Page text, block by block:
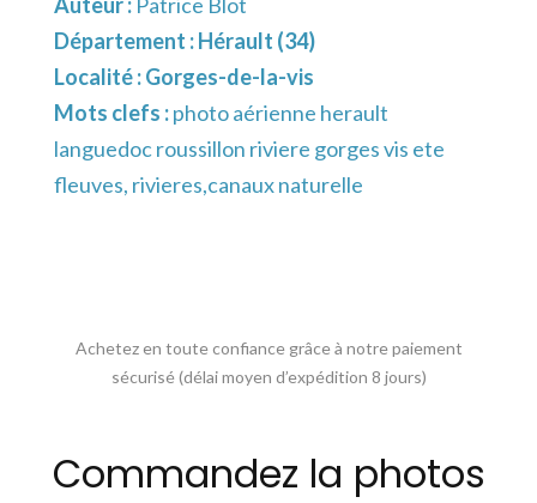
Département :Hérault (34)
Localité :Gorges-de-la-vis
Mots clefs :photo aérienne herault
languedoc roussillon riviere gorges vis ete
fleuves, rivieres,canaux naturelle
Achetez en toute confiance grâce à notre paiement
sécurisé (délai moyen d’expédition 8 jours)
Commandez la photos